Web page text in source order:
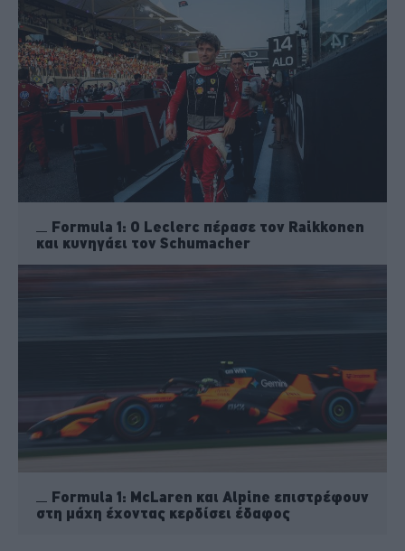
Formula 1: Ο Leclerc πέρασε τον Raikkonen
και κυνηγάει τον Schumacher
Formula 1: McLaren και Alpine επιστρέφουν
στη μάχη έχοντας κερδίσει έδαφος